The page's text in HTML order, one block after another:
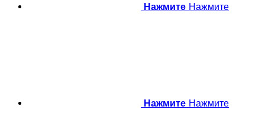
Нажмите Нажмите
Нажмите Нажмите